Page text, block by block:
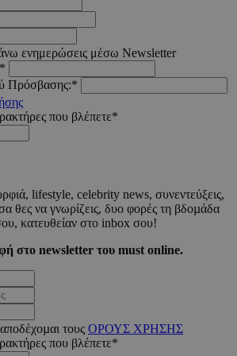
ενημερώσεις μέσω Newsletter
Πρόσβασης:*
που βλέπετε*
lifestyle, celebrity news, συνεντεύξεις,
θες να γνωρίζεις, δυο φορές τη βδοµάδα
κατευθείαν στο inbox σου!
στο newsletter του must online.
τους ΟΡΟΥΣ ΧΡΗΣΗΣ
που βλέπετε*Cloudflare Inc.
Google